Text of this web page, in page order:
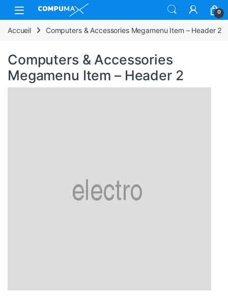
0
Accueil Computers & Accessories Megamenu Item – Header 2
Computers & Accessories
Megamenu Item – Header 2